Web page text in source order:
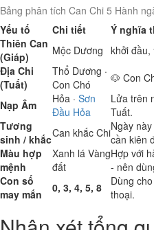
Bảng phân tích Can Chi 5 Hành
Yếu tố
Chi tiết
Ý nghĩa
Thiên Can
(Giáp)
Mộc Dương khởi đầu,
Địa Chi
(Tuất)
Thổ Dương ·
Con Chó
🐶 Con
Nạp Âm
Hỏa · Sơn
Đầu Hỏa
Lửa trên
Tuất.
Tương
sinh / khắcCan khắc ChiNgày
cần kiên
Màu hợp
mệnh
Xanh lá Vàng
đất
Hợp với
- nên
Con số
may mắn
0, 3, 4, 5, 8
Dùng
thoại.